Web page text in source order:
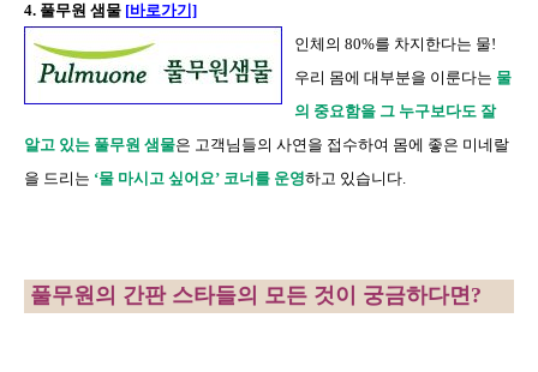
4. 풀무원 샘물 [바로가기]
인체의 80%를 차지한다는 물!
우리 몸에 대부분을 이룬다는 물
의 중요함을 그 누구보다도 잘
알고 있는 풀무원 샘물은 고객님들의 사연을 접수하여 몸에 좋은 미네랄
을 드리는 ‘물 마시고 싶어요’ 코너를 운영하고 있습니다.
풀무원의 간판 스타들의 모든 것이 궁금하다면?